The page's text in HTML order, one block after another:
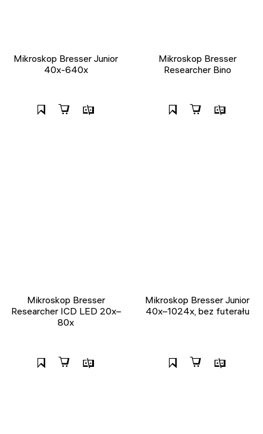
Mikroskop Bresser Junior
40x-640x
Mikroskop Bresser
Researcher Bino
Mikroskop Bresser
Researcher ICD LED 20x–
80x
Mikroskop Bresser Junior
40x–1024x, bez futerału